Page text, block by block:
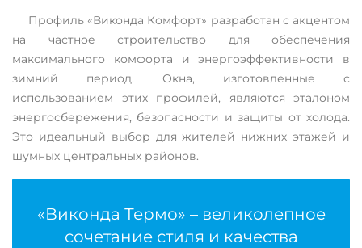
Профиль «Виконда Комфорт» разработан с акцентом
на частное строительство для обеспечения
максимального комфорта и энергоэффективности в
зимний период. Окна, изготовленные с
использованием этих профилей, являются эталоном
энергосбережения, безопасности и защиты от холода.
Это идеальный выбор для жителей нижних этажей и
шумных центральных районов.
«Виконда Термо» – великолепное
сочетание стиля и качества